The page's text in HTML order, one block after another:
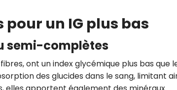
un IG plus bas
semi-complètes
ont un index glycémique plus bas que
des glucides dans le sang, limitant
Recevez gratuitement
recettes inédites de
!
Ainsi que la newsletter